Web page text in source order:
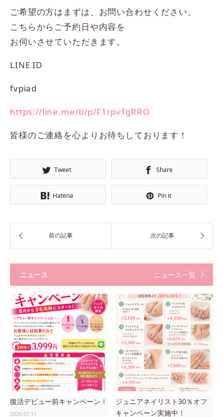
ご希望の方はまずは、お問い合わせください。
こちらからご予約日や内容を
お伺いさせていただきます。
LINE ID
fvpiad
https://line.me/ti/p/F1rpvTgRRO
皆様のご連絡を心よりお待ちしております！
Tweet Share
Hatena Pin it
ニュース ニュース一覧
復活デビュー前キャンペーン！
2026.07.11
ジュニアネイリスト30％オフ
キャンペーン実施中！